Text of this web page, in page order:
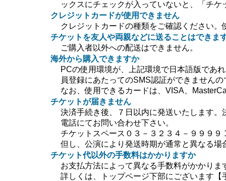
ックスにチェックが入っていないと、「チ
クレジットカードが使用できません
クレジットカードの種類をご確認ください
チケットを友人や両親などに送ることはできま
ご購入者以外への配送はできません。
海外から購入できますか
PCの使用環境が、上記環境で日本語版であ
員登録にあたってのSMS認証ができません
なお、使用できるカードは、VISA、
チケットが届きません
決済手続き後、７日以内に発送いたします
電話にてお問い合わせ下さい。
チケットスペース０３－３２３４－９９９９
但し、公演により発送時期が通常と異なる
チケット代以外の手数料はかかりますか
お支払方法によって異なる手数料がかかりま
詳しくは、トップページ下部にございます【